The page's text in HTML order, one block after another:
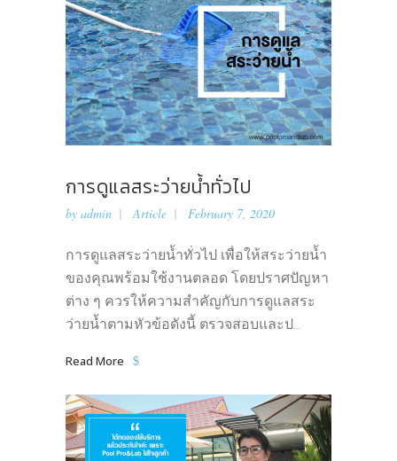
การดูแลสระว่ายน้ำทั่วไป
by admin Article February 7, 2020
การดูแลสระว่ายน้ำทั่วไป เพื่อให้สระว่ายน้ำ
ของคุณพร้อมใช้งานตลอด โดยปราศปัญหา
ต่าง ๆ ควรให้ความสำคัญกับการดูแลสระ
ว่ายน้ำตามหัวข้อดังนี้ ตรวจสอบและป...
Read More